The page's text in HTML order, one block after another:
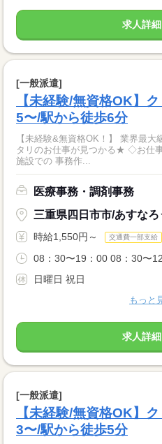
求人詳
[一般派遣]
【未経験/無資格OK】
5〜/駅から徒歩6分
【未経験&無資格OK！】 業界最
タリのお仕事が見つかる★ ◇お仕事内容◇ 病院やクリニック、介護
施設での 事務作...
医療事務・調剤事務
三重県四日市市/あすなろ
時給1,550円～ 交通費一部支給
08：30〜19：00 08：30〜
日曜日 祝日
もっと
求人詳
[一般派遣]
【未経験/無資格OK】
3〜/駅から徒歩5分